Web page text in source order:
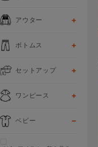
アウター
ボトムス
セットアップ
ワンピース
ベビー